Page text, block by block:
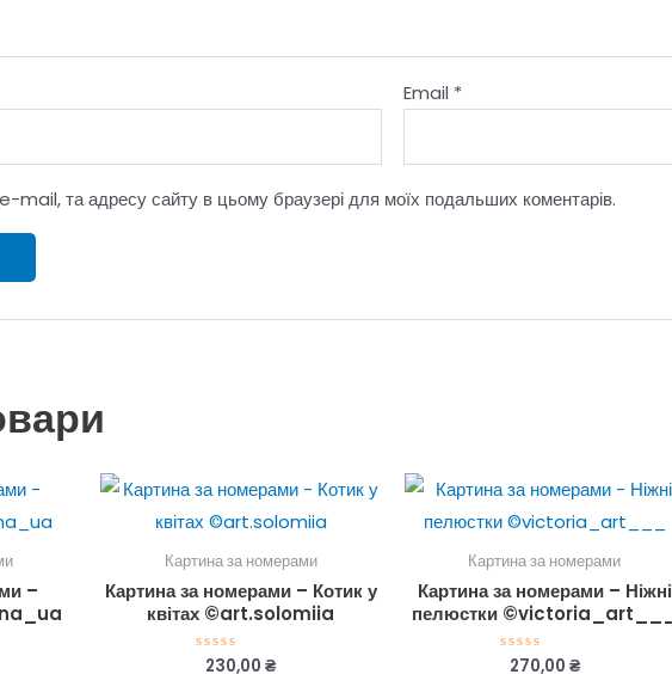
Email *
mail, та адресу сайту в цьому браузері для моїх подальших коментарів.
–
Картина за номерами
Картина за номерами – Котик у
квітах ©art.solomiia
Оцінено
230,00 ₴
Картина за номерами
Картина за номерами – Ніжні
пелюстки ©victoria_art___
Оцінено
270,00 ₴